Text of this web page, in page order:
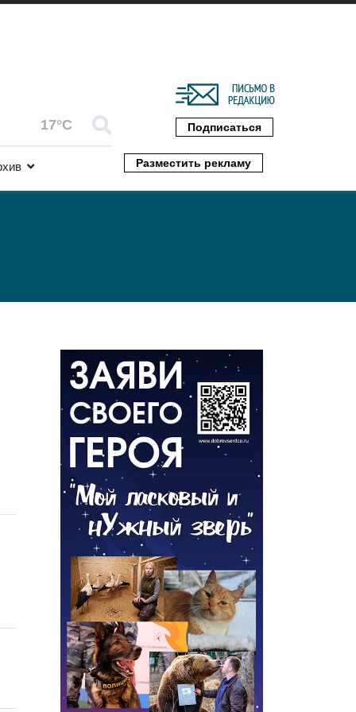
17°C Подписаться
Разместить рекламу